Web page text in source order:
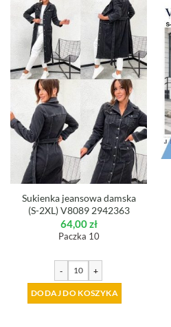
Sukienka jeansowa damska
(S-2XL) V8089 2942363
64,00zł
Paczka 10
- +
DODAJ DO KOSZYKA